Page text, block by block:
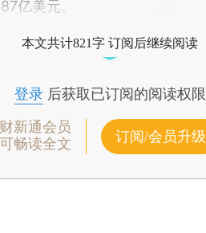
亿美元。
本文共计821字 订阅后继续阅读
登录后获取已订阅的阅读权限
财新通会员
可畅读全文
订阅/会员升级